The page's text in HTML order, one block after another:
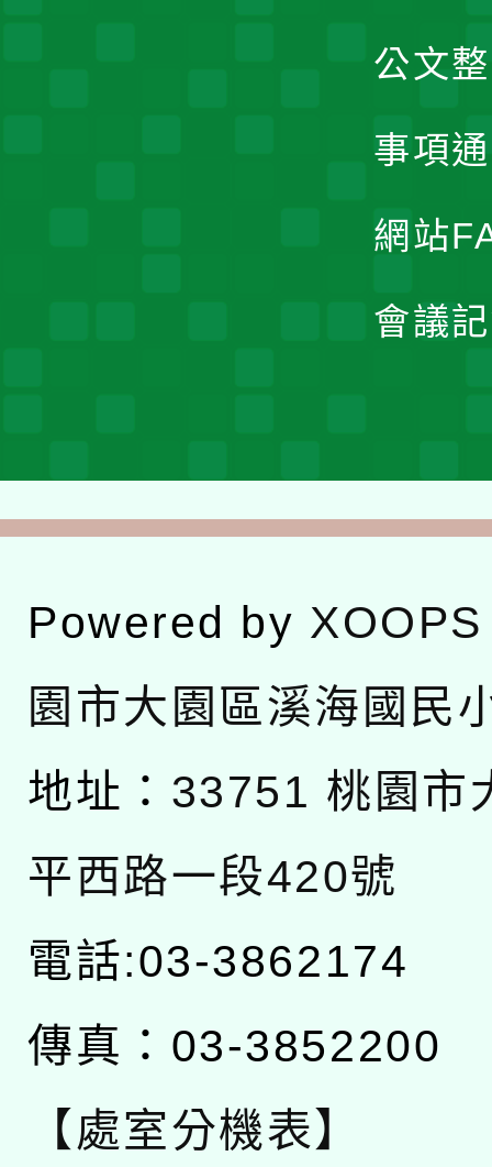
公文
事項
網站
會議
Powered by XOOPS
園市大園區溪海國民
地址： 33751 桃園市
平西路一段420號
電話:03-3862174
傳真：03-3852200
【處室分機表】